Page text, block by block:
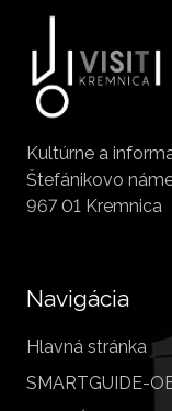
Kultúrne a
Štefánikovo
967 01 Kremnica
Navigácia
Hlavná stránka
SMARTGUIDE-